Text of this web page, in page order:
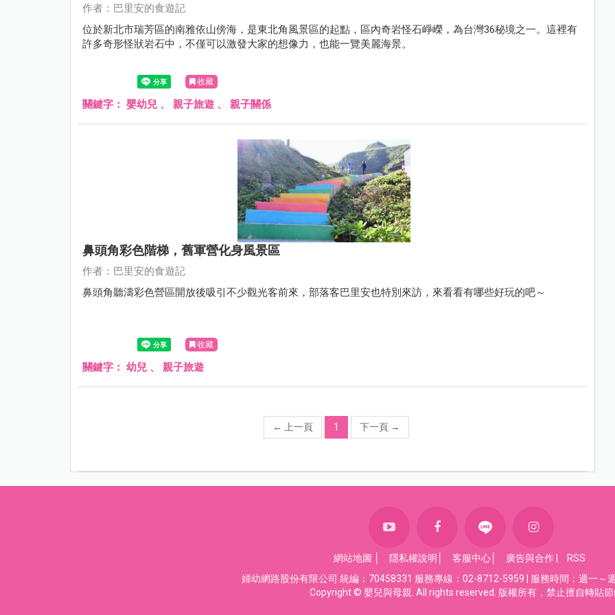
作者：巴里安的食遊記
位於新北市瑞芳區的南雅依山傍海，是東北角風景區的起點，區內奇岩怪石崢嶸，為台灣36秘境之一。這裡有
許多奇形怪狀岩石中，不僅可以激發大家的想像力，也能一覽美麗海景。
收藏
關鍵字： 嬰幼兒 、 親子旅遊 、 親子關係
鼻頭角彩色階梯，舊軍營化身風景區
作者：巴里安的食遊記
鼻頭角聽濤彩色營區開放後吸引不少觀光客前來，部落客巴里安也特別來訪，來看看有哪些好玩的吧～
收藏
關鍵字： 幼兒 、 親子旅遊
← 上一頁 1 下一頁 →
網站地圖 隱私權說明 客服中心 廣告與合作
RSS
婦幼網路股份有限公司 統編：70458331 服務專線：02-8712-5959 | 服務時間：週一～
Copyright © 嬰兒與母親. All rights reserved. 版權所有，禁止擅自轉貼